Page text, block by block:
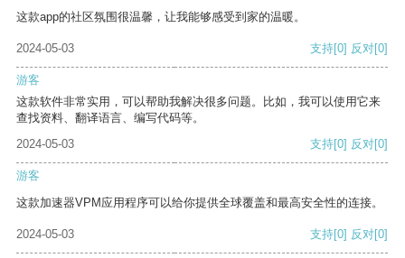
这款app的社区氛围很温馨，让我能够感受到家的温暖。
2024-05-03 支持[0] 反对[0]
游客
这款软件非常实用，可以帮助我解决很多问题。比如，我可以使用它来
查找资料、翻译语言、编写代码等。
2024-05-03
支持[0] 反对[0]
游客
这款加速器VPM应用程序可以给你提供全球覆盖和最高安全性的连接。
2024-05-03 支持[0] 反对[0]